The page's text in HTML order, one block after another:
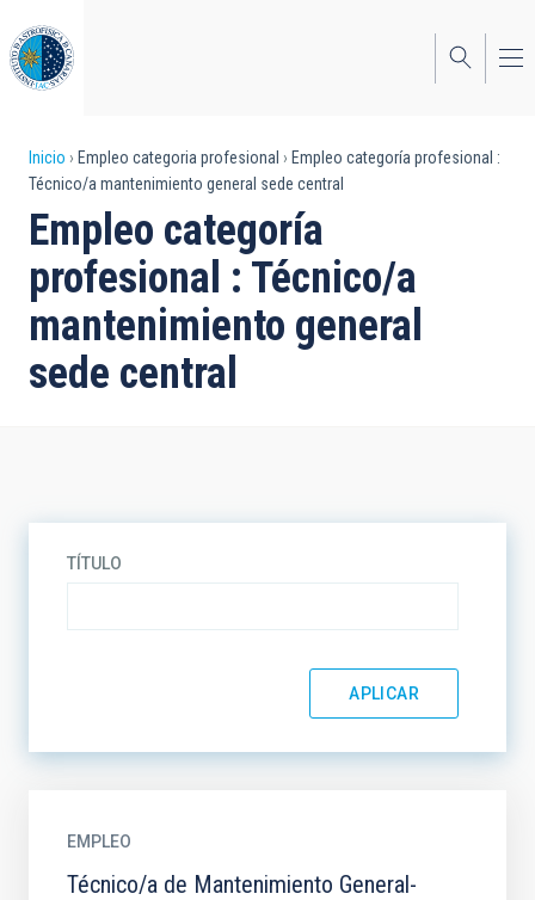
al
contenido
principal
Sobrescribir
enlaces
de
ayuda
a
la
Inicio Empleo categoria profesional
Empleo categoría profesional :
Técnico/a mantenimiento general sede central
Empleo categoría
profesional : Técnico/a
mantenimiento general
sede central
TÍTULO
EMPLEO
Técnico/a de Mantenimiento General-